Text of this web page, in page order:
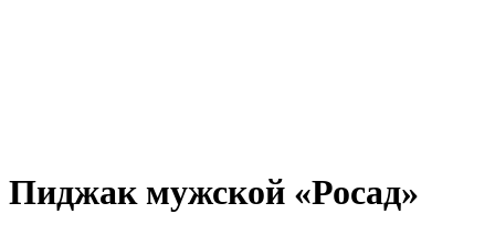
Пиджак мужской «Росад»